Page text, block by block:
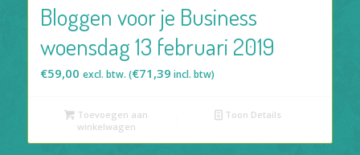
Bloggen voor je Business
woensdag 13 februari 2019
€59,00 excl. btw. (€71,39 incl. btw)
Toevoegen aan
winkelwagen
Toon Details